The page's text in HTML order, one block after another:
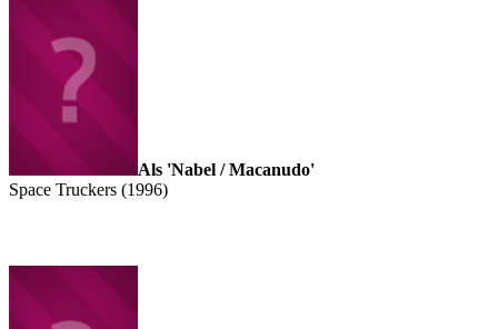
Als 'Nabel / Macanudo'
Space Truckers (1996)